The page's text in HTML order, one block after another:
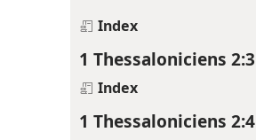
Index
1 Thessaloniciens 2:3
Index
1 Thessaloniciens 2:4